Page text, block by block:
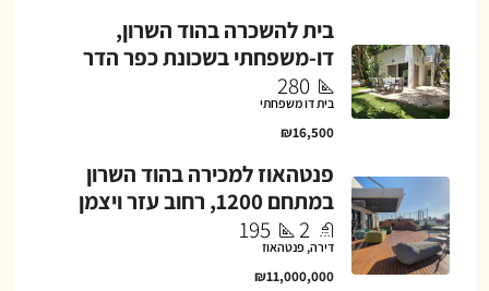
בית להשכרה בהוד השרון,
דו-משפחתי בשכונת כפר הדר
280
בית דו משפחתי
₪16,500
פנטהאוז למכירה בהוד השרון
במתחם 1200, רחוב עזר ויצמן
2
195
דירה, פנטהאוז
₪11,000,000